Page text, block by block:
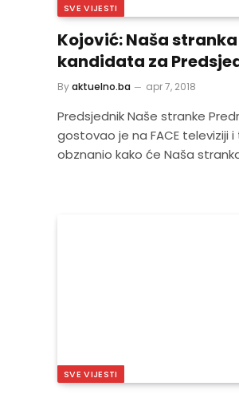
SVE VIJESTI
Kojović: Naša
kandidata za
Byaktuelno.ba apr 7, 2018
Predsjednik Naše stranke
gostovao je na FACE televiziji
obznanio kako će Naša
SVE VIJESTI